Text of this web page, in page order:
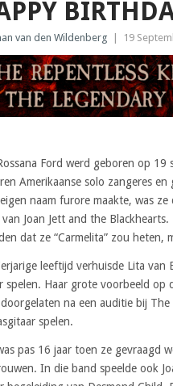
van den Wildenberg 19
Ford werd geboren op
Amerikaanse solo zangeres
naam furore maakte, was
Joan Jett and the
dat ze “Carmelita” zou heten,
leeftijd verhuisde Lita van
spelen. Haar grote voorbeeld op
na een auditie bij
spelen.
pas 16 jaar toen ze gevraagd
In die band speelde ook